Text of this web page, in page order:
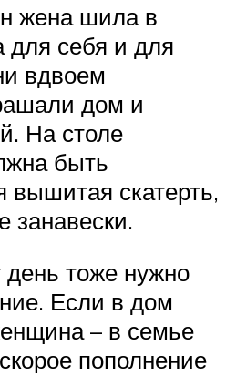
жена шила в
для себя и для
вдвоем
дом и
На столе
быть
вышитая скатерть,
занавески.
день тоже нужно
Если в дом
– в семье
пополнение